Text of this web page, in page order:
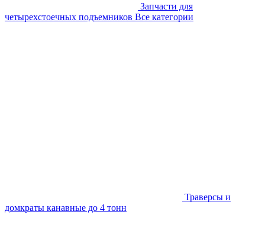
Запчасти для
четырехстоечных подъемников Все категории
Траверсы и
домкраты канавные до 4 тонн